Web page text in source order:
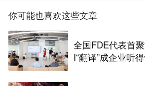
你可能也喜欢这些文章
全国FDE代表首
I“翻译”成企业听